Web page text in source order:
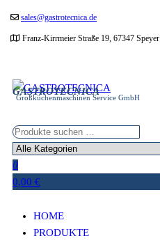
Zumsales@gastrotecnica.de
Franz-Kirrmeier Straße 19, 67347 Speyer
GASTROTECNICA
Großküchenmaschinen Service GmbH
0
0,00 €
HOME
PRODUKTE